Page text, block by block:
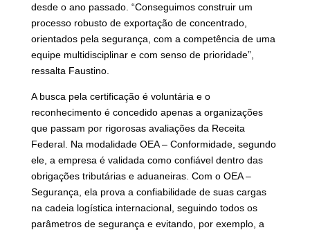
desde o ano passado. “Conseguimos construir um
processo robusto de exportação de concentrado,
orientados pela segurança, com a competência de uma
equipe multidisciplinar e com senso de prioridade”,
ressalta Faustino.
A busca pela certificação é voluntária e o
reconhecimento é concedido apenas a organizações
que passam por rigorosas avaliações da Receita
Federal. Na modalidade OEA – Conformidade, segundo
ele, a empresa é validada como confiável dentro das
obrigações tributárias e aduaneiras. Com o OEA –
Segurança, ela prova a confiabilidade de suas cargas
na cadeia logística internacional, seguindo todos os
parâmetros de segurança e evitando, por exemplo, a